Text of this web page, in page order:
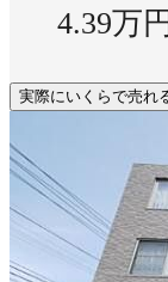
4.39万
実際にいくらで売れ